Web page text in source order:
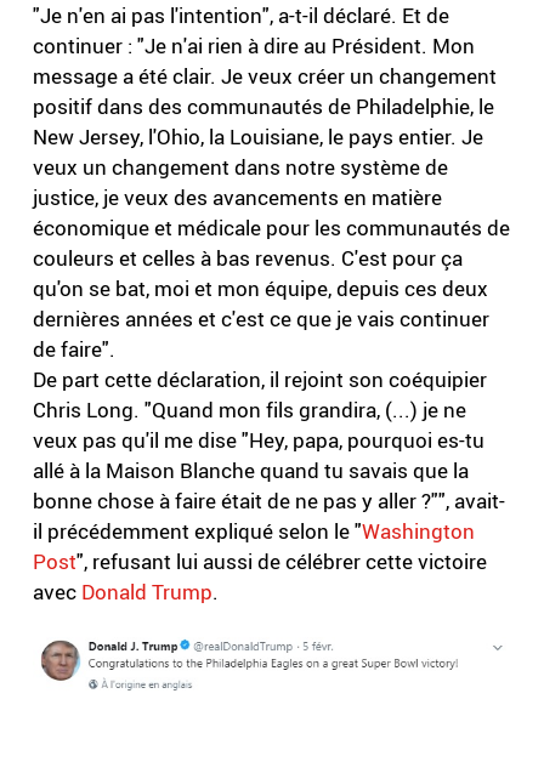
"Je n'en ai pas l'intention", a-t-il déclaré. Et de
continuer : "Je n'ai rien à dire au Président. Mon
message a été clair. Je veux créer un changement
positif dans des communautés de Philadelphie, le
New Jersey, l'Ohio, la Louisiane, le pays entier. Je
veux un changement dans notre système de
justice, je veux des avancements en matière
économique et médicale pour les communautés de
couleurs et celles à bas revenus. C'est pour ça
qu'on se bat, moi et mon équipe, depuis ces deux
dernières années et c'est ce que je vais continuer
de faire".
De part cette déclaration, il rejoint son coéquipier
Chris Long. "Quand mon fils grandira, (...) je ne
veux pas qu'il me dise "Hey, papa, pourquoi es-tu
allé à la Maison Blanche quand tu savais que la
bonne chose à faire était de ne pas y aller ?"", avait-
il précédemment expliqué selon le "Washington
Post", refusant lui aussi de célébrer cette victoire
avec Donald Trump.